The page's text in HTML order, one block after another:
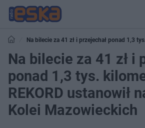
Na bilecie za 41 zł i przejechał ponad 1,3
ustanowił na trasach Kolei Mazowieckich
Na bilecie za 41 zł i
ponad 1,3 tys.
REKORD ustanowił
Kolei Mazowieckich